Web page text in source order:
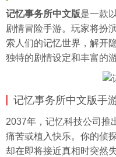
记忆事务所中文版是一款
剧情冒险手游。玩家将扮
索人们的记忆世界，解开
独特的剧情设定和丰富的
记忆事务所中文版手
2037年，记忆科技公司推
痛苦或植入快乐。你的侦
却在即将接近真相时突然